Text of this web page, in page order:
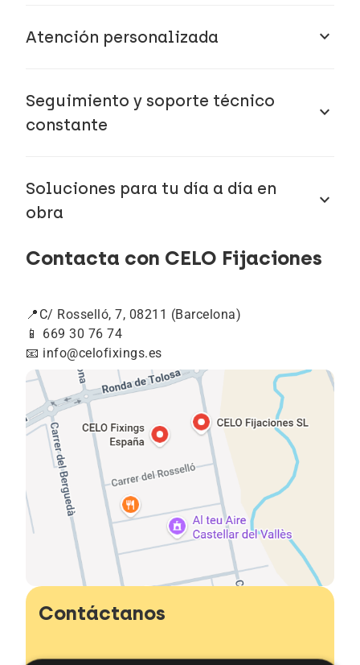
Atención personalizada keyboard_arrow_down
Seguimiento y soporte técnico
constante
keyboard_arrow_down
Soluciones para tu día a día en
obra
keyboard_arrow_down
Contacta con CELO Fijaciones
📍C/ Rosselló, 7, 08211 (Barcelona)
📱 669 30 76 74
📧 info@celofixings.es
Contáctanos